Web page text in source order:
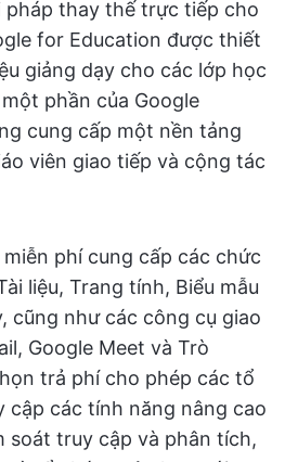
pháp thay thế trực tiếp cho
for Education được thiết
giảng dạy cho các lớp học
phần của Google
cung cấp một nền tảng
viên giao tiếp và cộng tác
miễn phí cung cấp các chức
liệu, Trang tính, Biểu mẫu
cũng như các công cụ giao
Google Meet và Trò
trả phí cho phép các tổ
cập các tính năng nâng cao
soát truy cập và phân tích,